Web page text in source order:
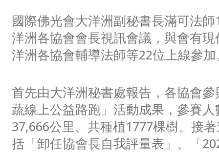
國際佛光會大洋洲副秘書長滿可法
洋洲各協會會長視訊會議，與會有
洋洲各協會輔導法師等22位上線參加
首先由大洋洲秘書處報告，各協會參
蔬線上公益路跑」活動成果，參賽
37,666公里、共種植1777棵樹。接
括「卸任協會長自我評量表」、「